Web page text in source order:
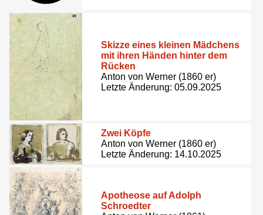
Skizze eines kleinen Mädchens
mit ihren Händen hinter dem
Rücken
Anton von Werner (1860 er)
Letzte Änderung: 05.09.2025
Zwei Köpfe
Anton von Werner (1860 er)
Letzte Änderung: 14.10.2025
Apotheose auf Adolph
Schroedter